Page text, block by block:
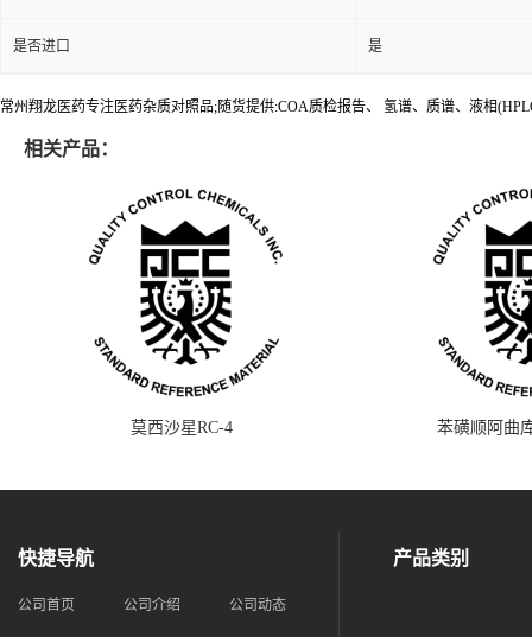
是否进口 是
常州翔龙医药专注医药杂质对照品;随货提供:COA质检报告、 氢谱、质谱、液相
相关产品：
莫西沙星RC-4 苯磺顺阿曲
快捷导航
公司首页 公司介绍 公司动态
产品类别